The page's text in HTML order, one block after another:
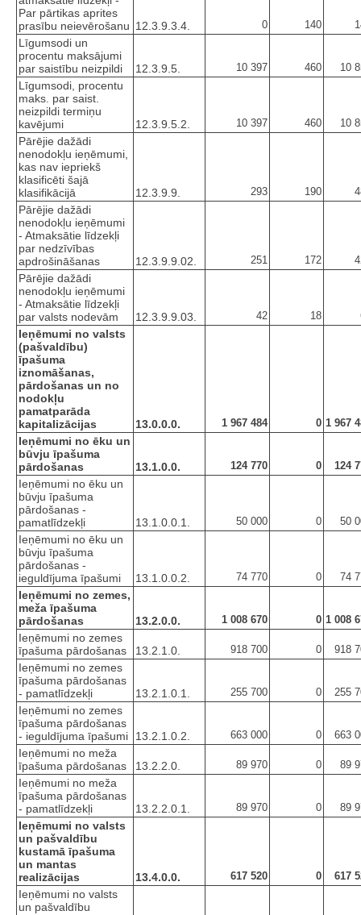
Par pārtikas aprites
prasību neievērošanu 12.3.9.3.4. 0 140
Līgumsodi un
procentu maksājumi
par saistību neizpildi
12.3.9.5. 10 397 460 10
Līgumsodi, procentu
maks. par saist.
neizpildi termiņu
kavējumi
12.3.9.5.2. 10 397 460 10
Pārējie dažādi
nenodokļu ieņēmumi,
kas nav iepriekš
klasificēti šajā
klasifikācijā
12.3.9.9. 293 190
Pārējie dažādi
nenodokļu ieņēmumi
- Atmaksātie līdzekļi
par nedzīvības
apdrošināšanas
12.3.9.9.02. 251 172
Pārējie dažādi
nenodokļu ieņēmumi
- Atmaksātie līdzekļi
par valsts nodevām
12.3.9.9.03. 42 18
Ieņēmumi no valsts
(pašvaldību)
īpašuma
iznomāšanas,
pārdošanas un no
nodokļu
pamatparāda
kapitalizācijas
13.0.0.0. 1 967 484 0 1 967
Ieņēmumi no ēku un
būvju īpašuma
pārdošanas
13.1.0.0. 124 770 0 124
Ieņēmumi no ēku un
būvju īpašuma
pārdošanas -
pamatlīdzekļi
13.1.0.0.1. 50 000 0 50
Ieņēmumi no ēku un
būvju īpašuma
pārdošanas -
ieguldījuma īpašumi
13.1.0.0.2. 74 770 0 74
Ieņēmumi no zemes,
meža īpašuma
pārdošanas
13.2.0.0. 1 008 670 0 1 008
Ieņēmumi no zemes
īpašuma pārdošanas
13.2.1.0. 918 700 0 918
Ieņēmumi no zemes
īpašuma pārdošanas
- pamatlīdzekļi
13.2.1.0.1. 255 700 0 255
Ieņēmumi no zemes
īpašuma pārdošanas
- ieguldījuma īpašumi
13.2.1.0.2. 663 000 0 663
Ieņēmumi no meža
īpašuma pārdošanas
13.2.2.0. 89 970 0 89
Ieņēmumi no meža
īpašuma pārdošanas
- pamatlīdzekļi
13.2.2.0.1. 89 970 0 89
Ieņēmumi no valsts
un pašvaldību
kustamā īpašuma
un mantas
realizācijas
13.4.0.0. 617 520 0 617
Ieņēmumi no valsts
un pašvaldību